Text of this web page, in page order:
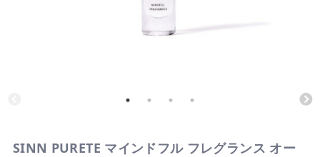
SINN PURETE マインドフル フレグランス オー